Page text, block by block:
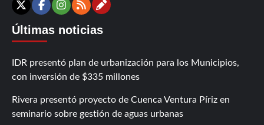
X Facebook
Instagram
RSSContáctanos
Últimas noticias
IDR presentó plan de urbanización para los Municipios,
con inversión de $335 millones
Rivera presentó proyecto de Cuenca Ventura Píriz en
seminario sobre gestión de aguas urbanas